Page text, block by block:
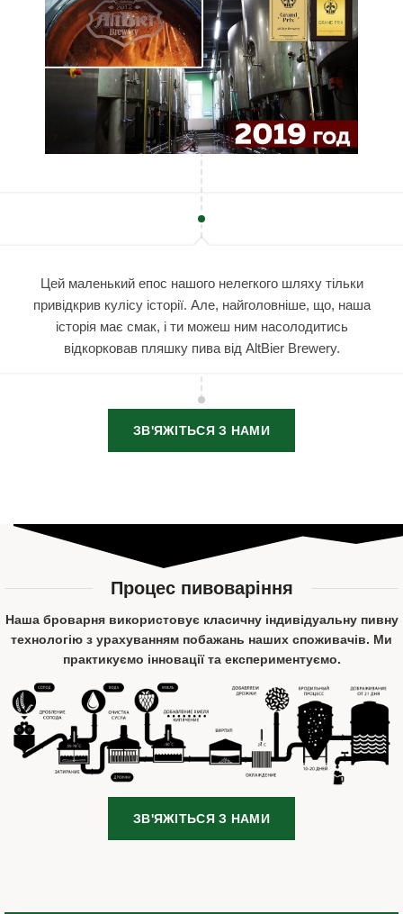
Цей маленький епос нашого нелегкого шляху тільки
привідкрив кулісу історії. Але, найголовніше, що, наша
історія має смак, і ти можеш ним насолодитись
відкорковав пляшку пива від AltBier Brewery.
ЗВ'ЯЖІТЬСЯ З НАМИ
Процес пивоваріння
Наша броварня використовує класичну індивідуальну пивну
технологію з урахуванням побажань наших споживачів. Ми
практикуємо інновації та експериментуємо.
ЗВ'ЯЖІТЬСЯ З НАМИ